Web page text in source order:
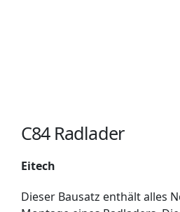
C84 Radlader
Eitech
Dieser Bausatz enthält alles